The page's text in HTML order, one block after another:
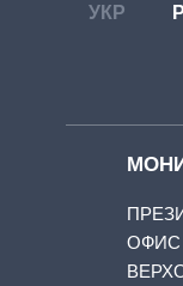
УКР
ОФИС